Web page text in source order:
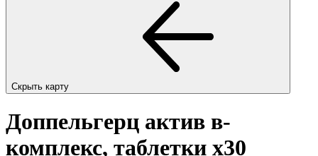
Скрыть карту
Доппельгерц актив в-
комплекс, таблетки x30